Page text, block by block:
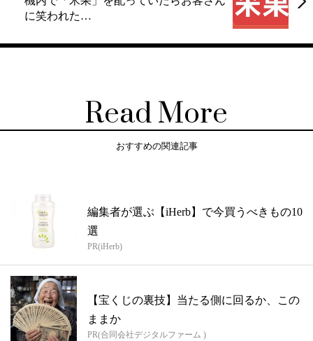
に笑われた…
Read More
おすすめの関連記事
編集者が選ぶ【iHerb】で今買うべきもの10
選
PR(iHerb)
【宝くじの裏技】当たる側に回るか、この
ままか
PR(合同会社デジタルファーム )